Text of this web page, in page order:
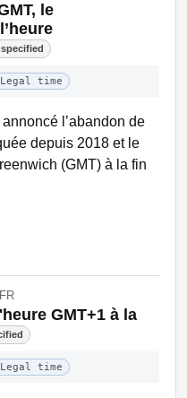
le
Legal time
l’abandon de
depuis 2018 et le
(GMT) à la fin
GMT+1 à la
Legal time